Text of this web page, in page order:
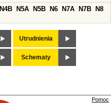
N4B N5A N5B N6 N7A N7B
N8
Utrudnienia
Schematy
Pomoc